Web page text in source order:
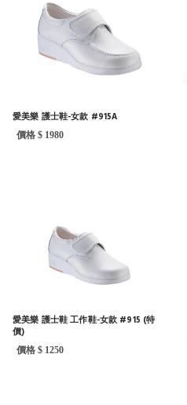
愛美樂 護士鞋-女款 #915A
價格 $ 1980
愛美樂 護士鞋 工作鞋-女款 #915 (特
價)
價格 $ 1250